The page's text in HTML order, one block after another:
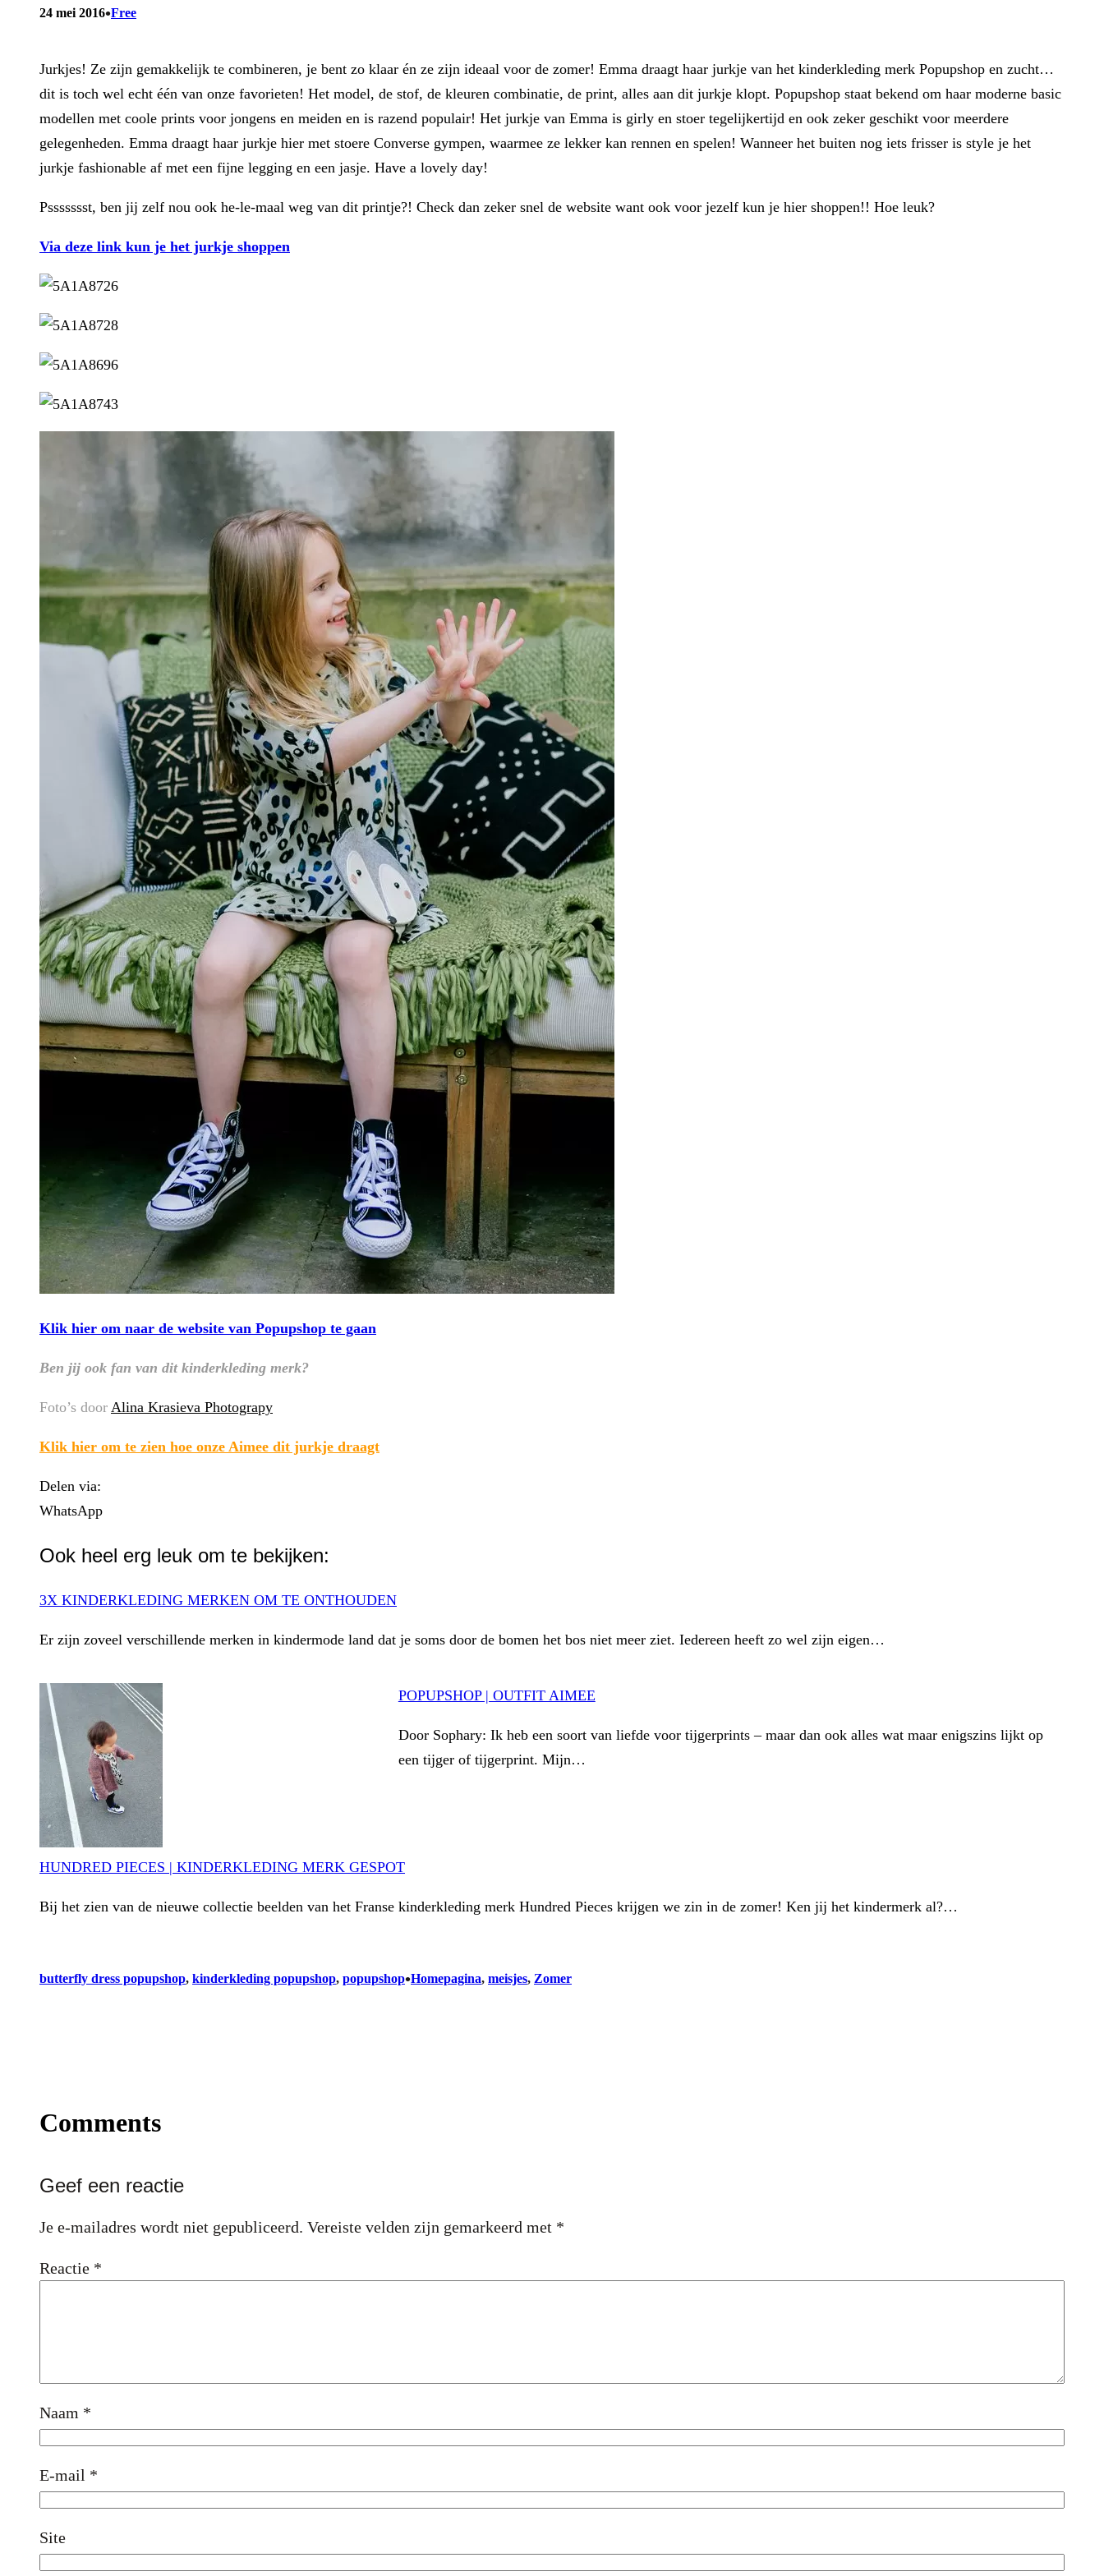
24 mei 2016•Free
Jurkjes! Ze zijn gemakkelijk te combineren, je bent zo klaar én ze zijn ideaal voor de zomer! Emma draagt haar jurkje van het kinderkleding merk Popupshop en zucht…
dit is toch wel echt één van onze favorieten! Het model, de stof, de kleuren combinatie, de print, alles aan dit jurkje klopt. Popupshop staat bekend om haar moderne basic
modellen met coole prints voor jongens en meiden en is razend populair! Het jurkje van Emma is girly en stoer tegelijkertijd en ook zeker geschikt voor meerdere
gelegenheden. Emma draagt haar jurkje hier met stoere Converse gympen, waarmee ze lekker kan rennen en spelen! Wanneer het buiten nog iets frisser is style je het
jurkje fashionable af met een fijne legging en een jasje. Have a lovely day!
Pssssssst, ben jij zelf nou ook he-le-maal weg van dit printje?! Check dan zeker snel de website want ook voor jezelf kun je hier shoppen!! Hoe leuk?
Via deze link kun je het jurkje shoppen
Klik hier om naar de website van Popupshop te gaan
Ben jij ook fan van dit kinderkleding merk?
Foto’s door Alina Krasieva Photograpy
Klik hier om te zien hoe onze Aimee dit jurkje draagt
Delen via:
WhatsApp
Ook heel erg leuk om te bekijken:
3X KINDERKLEDING MERKEN OM TE ONTHOUDEN
Er zijn zoveel verschillende merken in kindermode land dat je soms door de bomen het bos niet meer ziet. Iedereen heeft zo wel zijn eigen…
POPUPSHOP | OUTFIT AIMEE
Door Sophary: Ik heb een soort van liefde voor tijgerprints – maar dan ook alles wat maar enigszins lijkt op
een tijger of tijgerprint. Mijn…
HUNDRED PIECES | KINDERKLEDING MERK GESPOT
Bij het zien van de nieuwe collectie beelden van het Franse kinderkleding merk Hundred Pieces krijgen we zin in de zomer! Ken jij het kindermerk al?…
butterfly dress popupshop, kinderkleding popupshop, popupshop•Homepagina, meisjes, Zomer
Comments
Geef een reactie
Je e-mailadres wordt niet gepubliceerd. Vereiste velden zijn gemarkeerd met *
Reactie *
Naam *
E-mail *
Site